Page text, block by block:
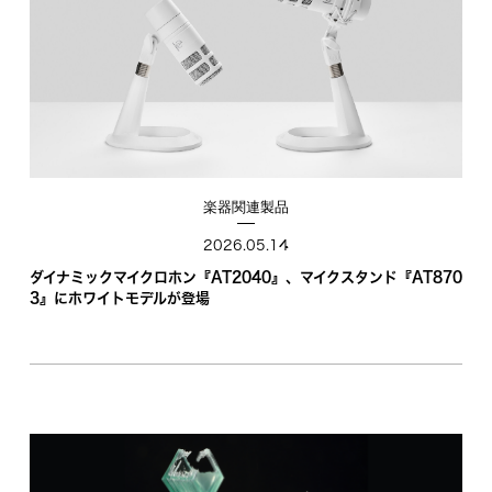
楽器関連製品
2026.05.14
ダイナミックマイクロホン『AT2040』、マイクスタンド『AT870
3』にホワイトモデルが登場